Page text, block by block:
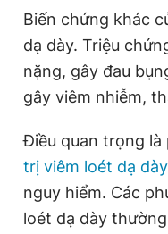
Biến chứng khác
dạ dày. Triệu
nặng, gây đau
gây viêm nhiễm,
Điều quan trọng là
trị viêm loét dạ dày
nguy hiểm. Các
loét dạ dày